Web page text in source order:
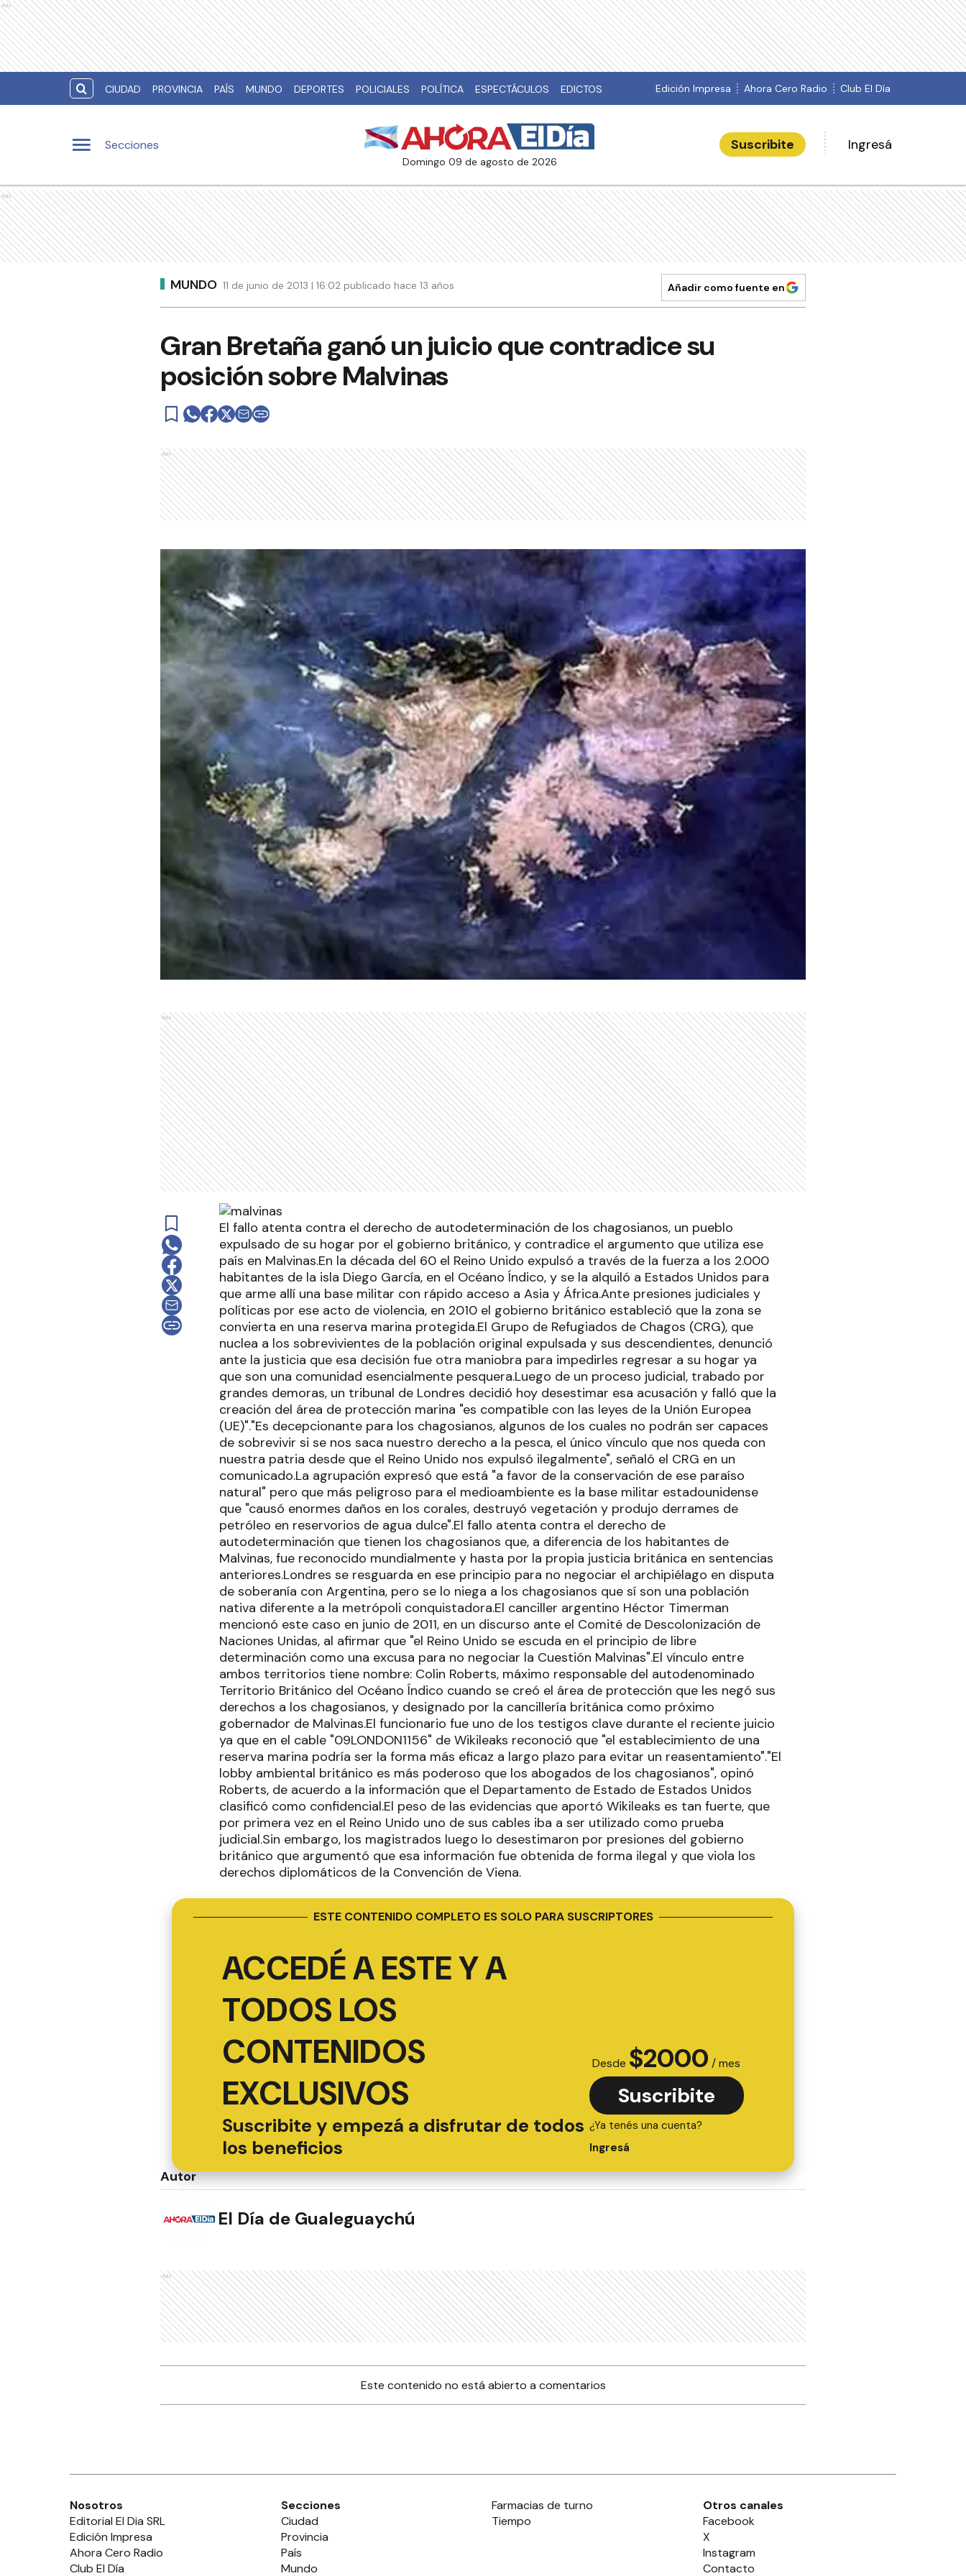
Ads
CIUDAD PROVINCIA PAÍS MUNDO DEPORTES POLICIALES POLÍTICA ESPECTÁCULOS EDICTOS Edición Impresa Ahora Cero Radio Club El Día
Secciones
domingo 09 de agosto de 2026
Suscribite Ingresá
Ads
MUNDO 11 de junio de 2013 | 16:02 publicado hace 13 años Añadir como fuente en
Gran Bretaña ganó un juicio que contradice su
posición sobre Malvinas
Ads
Ads
El fallo atenta contra el derecho de autodeterminación de los chagosianos, un pueblo
expulsado de su hogar por el gobierno británico, y contradice el argumento que utiliza ese
país en Malvinas.En la década del 60 el Reino Unido expulsó a través de la fuerza a los 2.000
habitantes de la isla Diego García, en el Océano Índico, y se la alquiló a Estados Unidos para
que arme allí una base militar con rápido acceso a Asia y África.Ante presiones judiciales y
políticas por ese acto de violencia, en 2010 el gobierno británico estableció que la zona se
convierta en una reserva marina protegida.El Grupo de Refugiados de Chagos (CRG), que
nuclea a los sobrevivientes de la población original expulsada y sus descendientes, denunció
ante la justicia que esa decisión fue otra maniobra para impedirles regresar a su hogar ya
que son una comunidad esencialmente pesquera.Luego de un proceso judicial, trabado por
grandes demoras, un tribunal de Londres decidió hoy desestimar esa acusación y falló que la
creación del área de protección marina "es compatible con las leyes de la Unión Europea
(UE)"."Es decepcionante para los chagosianos, algunos de los cuales no podrán ser capaces
de sobrevivir si se nos saca nuestro derecho a la pesca, el único vínculo que nos queda con
nuestra patria desde que el Reino Unido nos expulsó ilegalmente", señaló el CRG en un
comunicado.La agrupación expresó que está "a favor de la conservación de ese paraíso
natural" pero que más peligroso para el medioambiente es la base militar estadounidense
que "causó enormes daños en los corales, destruyó vegetación y produjo derrames de
petróleo en reservorios de agua dulce".El fallo atenta contra el derecho de
autodeterminación que tienen los chagosianos que, a diferencia de los habitantes de
Malvinas, fue reconocido mundialmente y hasta por la propia justicia británica en sentencias
anteriores.Londres se resguarda en ese principio para no negociar el archipiélago en disputa
de soberanía con Argentina, pero se lo niega a los chagosianos que sí son una población
nativa diferente a la metrópoli conquistadora.El canciller argentino Héctor Timerman
mencionó este caso en junio de 2011, en un discurso ante el Comité de Descolonización de
Naciones Unidas, al afirmar que "el Reino Unido se escuda en el principio de libre
determinación como una excusa para no negociar la Cuestión Malvinas".El vínculo entre
ambos territorios tiene nombre: Colin Roberts, máximo responsable del autodenominado
Territorio Británico del Océano Índico cuando se creó el área de protección que les negó sus
derechos a los chagosianos, y designado por la cancillería británica como próximo
gobernador de Malvinas.El funcionario fue uno de los testigos clave durante el reciente juicio
ya que en el cable "09LONDON1156" de Wikileaks reconoció que "el establecimiento de una
reserva marina podría ser la forma más eficaz a largo plazo para evitar un reasentamiento"."El
lobby ambiental británico es más poderoso que los abogados de los chagosianos", opinó
Roberts, de acuerdo a la información que el Departamento de Estado de Estados Unidos
clasificó como confidencial.El peso de las evidencias que aportó Wikileaks es tan fuerte, que
por primera vez en el Reino Unido uno de sus cables iba a ser utilizado como prueba
judicial.Sin embargo, los magistrados luego lo desestimaron por presiones del gobierno
británico que argumentó que esa información fue obtenida de forma ilegal y que viola los
derechos diplomáticos de la Convención de Viena.
ESTE CONTENIDO COMPLETO ES SOLO PARA SUSCRIPTORES
ACCEDÉ A ESTE Y A
TODOS LOS
CONTENIDOS
EXCLUSIVOS
Suscribite y empezá a disfrutar de todos
los beneficios
Desde $2000 / mes
Suscribite
¿Ya tenés una cuenta?
Ingresá
Autor
El Día de Gualeguaychú
Ads
Este contenido no está abierto a comentarios
Nosotros
Editorial El Dia SRL
Edición Impresa
Ahora Cero Radio
Club El Día
Secciones
Ciudad
Provincia
País
Mundo
Farmacias de turno
Tiempo
Otros canales
Facebook
X
Instagram
Contacto